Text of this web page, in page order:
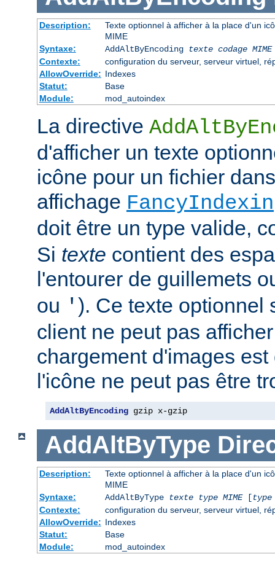
Description:
Texte optionnel à afficher à la place d'un
MIME
Syntaxe:
AddAltByEncoding texte codage MIME
Contexte:
configuration du serveur, serveur virtuel,
AllowOverride: Indexes
Statut:
Base
Module:
mod_autoindex
La directive
d'afficher un texte
icône pour un fichier
affichage
doit être un type valide,
Si texte contient des
l'entourer de guillemets
ou ' ). Ce texte optionnel
client ne peut pas
chargement d'images
l'icône ne peut pas être
AddAltByEncoding gzip x-gzip
AddAltByType
Description:
Texte optionnel à afficher à la place d'un
MIME
Syntaxe:
AddAltByType texte type MIME[type
Contexte:
configuration du serveur, serveur virtuel,
AllowOverride: Indexes
Statut:
Base
Module:
mod_autoindex